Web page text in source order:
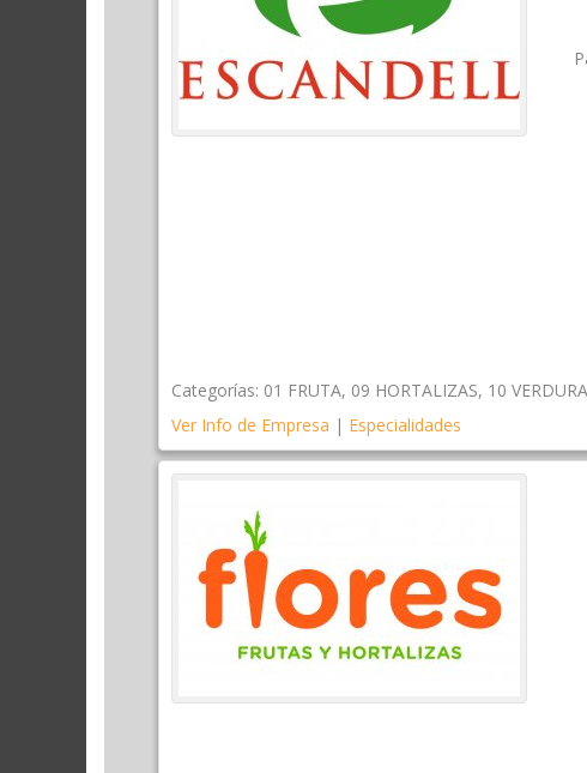
Categorías: 01 FRUTA, 09 HORTALIZAS, 10
Ver Info de Empresa | Especialidades